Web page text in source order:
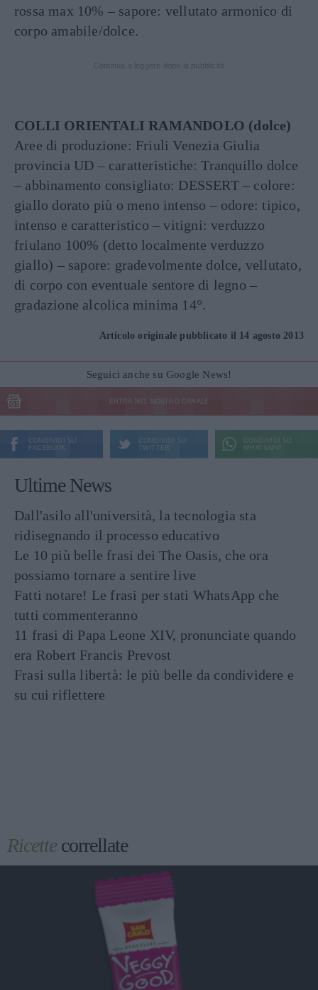
rossa max 10% – sapore: vellutato armonico di
corpo amabile/dolce.
COLLI ORIENTALI RAMANDOLO (dolce)
Aree di produzione: Friuli Venezia Giulia
provincia UD – caratteristiche: Tranquillo dolce
– abbinamento consigliato: DESSERT – colore:
giallo dorato più o meno intenso – odore: tipico,
intenso e caratteristico – vitigni: verduzzo
friulano 100% (detto localmente verduzzo
giallo) – sapore: gradevolmente dolce, vellutato,
di corpo con eventuale sentore di legno –
gradazione alcolica minima 14°.
Articolo originale pubblicato il 14 agosto 2013
Seguici anche su Google News!
ENTRA NEL NOSTRO CANALE
CONDIVIDI SU
FACEBOOK
CONDIVIDI SU
TWITTER
CONDIVIDI SU
WHATSAPP
Ultime News
Dall'asilo all'università, la tecnologia sta
ridisegnando il processo educativo
Le 10 più belle frasi dei The Oasis, che ora
possiamo tornare a sentire live
Fatti notare! Le frasi per stati WhatsApp che
tutti commenteranno
11 frasi di Papa Leone XIV, pronunciate quando
era Robert Francis Prevost
Frasi sulla libertà: le più belle da condividere e
su cui riflettere
Ricettecorrellate